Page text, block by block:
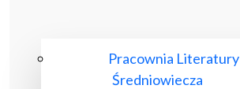
Pracownia Literatury
Średniowiecza